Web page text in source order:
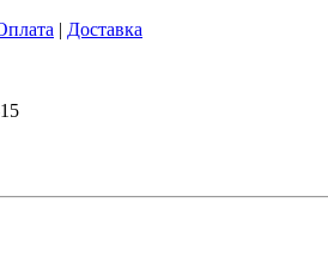
| Доставка